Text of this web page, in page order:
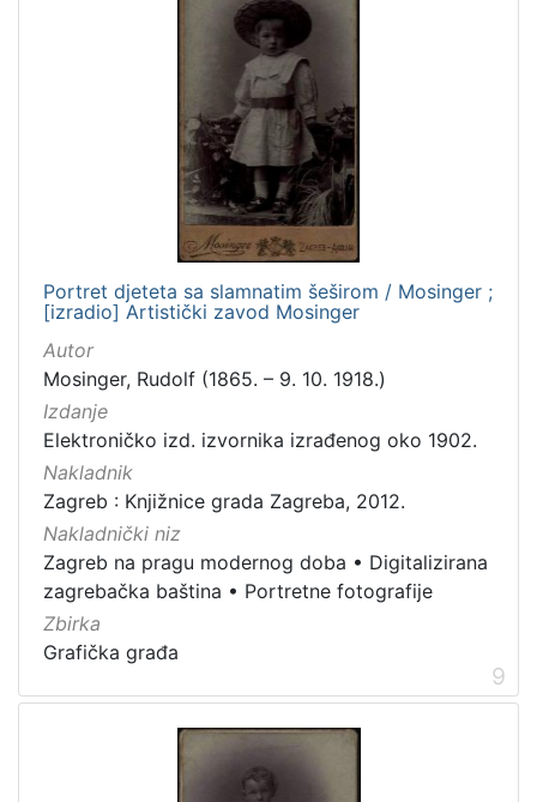
Portret djeteta sa slamnatim šeširom / Mosinger ;
[izradio] Artistički zavod Mosinger
Autor
Mosinger, Rudolf (1865. – 9. 10. 1918.)
Izdanje
Elektroničko izd. izvornika izrađenog oko 1902.
Nakladnik
Zagreb : Knjižnice grada Zagreba, 2012.
Nakladnički niz
Zagreb na pragu modernog doba • Digitalizirana
zagrebačka baština • Portretne fotografije
Zbirka
Grafička građa
9